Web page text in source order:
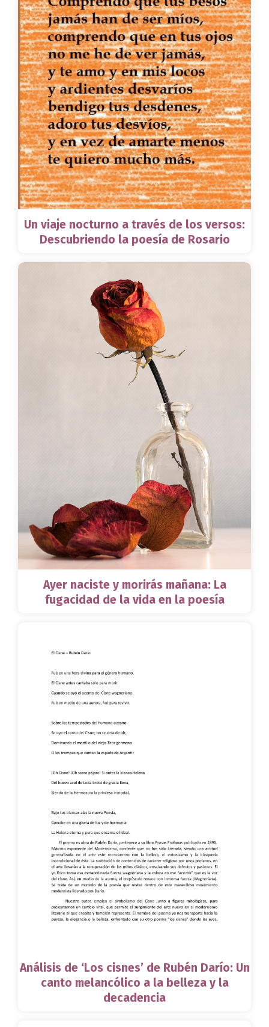
Un viaje nocturno a través de los versos:
Descubriendo la poesía de Rosario
Ayer naciste y morirás mañana: La
fugacidad de la vida en la poesía
Análisis de ‘Los cisnes’ de Rubén Darío: Un
canto melancólico a la belleza y la
decadencia